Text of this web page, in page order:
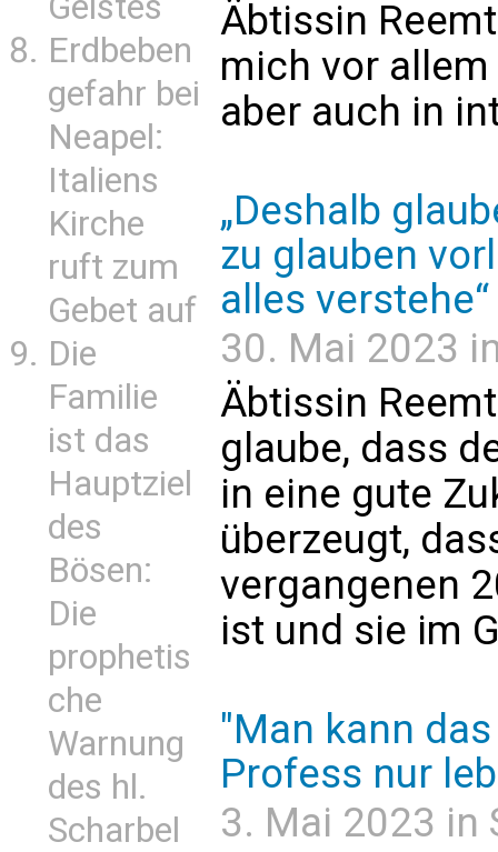
Erdbeben
gefahr bei
Neapel:
Italiens
Kirche
ruft zum
Gebet auf
Die
Familie
ist das
Hauptziel
des
Bösen:
Die
prophetis
che
Warnung
des hl.
Scharbel
Äbtissin
mich vor
aber auch in
„Deshalb
zu glauben
alles verstehe“
30. Mai 2023
Äbtissin
glaube, dass
in eine gute
überzeugt,
vergangenen
ist und sie im
"Man kann
Profess nur
3. Mai 2023 in